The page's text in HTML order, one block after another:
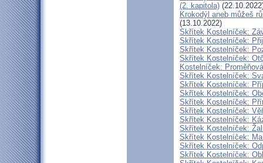
(2. kapitola)
Krokodýl aneb můžeš
(13.10.2022)
Skřítek Kostelníček:
Skřítek Kostelníček:
Skřítek Kostelníček:
Skřítek Kostelníček:
Kostelníček:
Skřítek Kostelníček:
Skřítek Kostelníček:
Skřítek Kostelníček:
Skřítek Kostelníček:
Skřítek Kostelníček:
Skřítek Kostelníček:
Skřítek Kostelníček:
Skřítek Kostelníček:
Skřítek Kostelníček:
Skřítek Kostelníček: